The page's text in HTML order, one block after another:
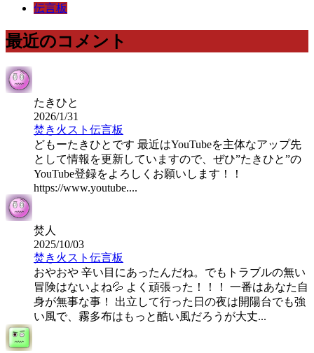
伝言板
最近のコメント
たきひと
2026/1/31
焚き火スト伝言板
どもーたきひとです 最近はYouTubeを主体なアップ先
として情報を更新していますので、ぜひ”たきひと”の
YouTube登録をよろしくお願いします！！
https://www.youtube....
焚人
2025/10/03
焚き火スト伝言板
おやおや 辛い目にあったんだね。でもトラブルの無い
冒険はないよね💦 よく頑張った！！！ 一番はあなた自
身が無事な事！ 出立して行った日の夜は開陽台でも強
い風で、霧多布はもっと酷い風だろうが大丈...